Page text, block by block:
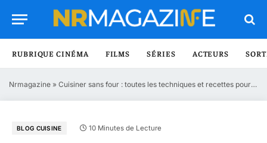
RUBRIQUE CINÉMA FILMS SÉRIES ACTEURS
Nrmagazine » Cuisiner sans four : toutes les techniques et recettes pour s’en passer vraiment
BLOG CUISINE 10 Minutes de Lecture